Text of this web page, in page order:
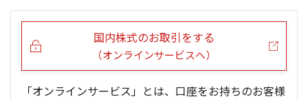
国内株式のお取引をする
（オンラインサービスへ）
「オンラインサービス」とは、口座をお持ちのお客様